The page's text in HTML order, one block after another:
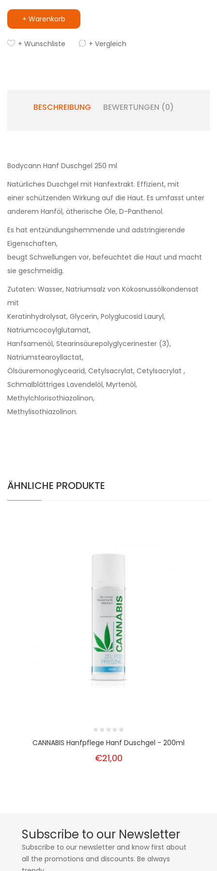
+ Warenkorb
+ Wunschliste + Vergleich
BESCHREIBUNG BEWERTUNGEN (0)
Bodycann Hanf Duschgel 250 ml
Natürliches Duschgel mit Hanfextrakt. Effizient, mit
einer schützenden Wirkung auf die Haut. Es umfasst unter
anderem Hanföl, ätherische Öle, D-Panthenol.
Es hat entzündungshemmende und adstringierende
Eigenschaften,
beugt Schwellungen vor, befeuchtet die Haut und macht
sie geschmeidig.
Zutaten: Wasser, Natriumsalz von Kokosnussölkondensat
mit
Keratinhydrolysat, Glycerin, Polyglucosid Lauryl,
Natriumcocoylglutamat,
Hanfsamenöl, Stearinsäurepolyglycerinester (3),
Natriumstearoyllactat,
Ölsäuremonoglycearid, Cetylsacrylat, Cetylsacrylat ,
Schmalblättriges Lavendelöl, Myrtenöl,
Methylchlorisothiazolinon,
Methylisothiazolinon.
ÄHNLICHE PRODUKTE
CANNABIS Hanfpflege Hanf Duschgel - 200ml
€21,00
Subscribe to our Newsletter
Subscribe to our newsletter and know first about
all the promotions and discounts. Be always